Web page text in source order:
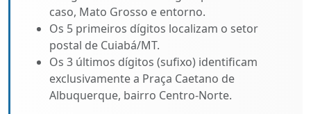
caso, Mato Grosso e entorno.
Os 5 primeiros dígitos localizam o setor
postal de Cuiabá/MT.
Os 3 últimos dígitos (sufixo) identificam
exclusivamente a Praça Caetano de
Albuquerque, bairro Centro-Norte.